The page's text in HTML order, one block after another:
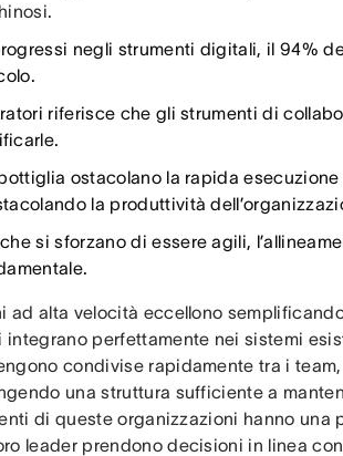
negli strumenti digitali, il 94%
riferisce che gli strumenti di
ostacolano la rapida
la produttività
si sforzano di essere agili,
ad alta velocità eccellono
integrano perfettamente nei sistemi
condivise rapidamente tra i
una struttura sufficiente a
di queste organizzazioni hanno una
leader prendono decisioni in linea